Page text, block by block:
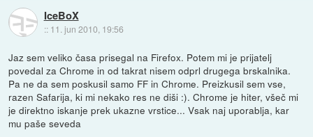
IceBoX
:: 11. jun 2010, 19:56
Jaz sem veliko časa prisegal na Firefox. Potem mi je prijatelj
povedal za Chrome in od takrat nisem odprl drugega brskalnika.
Pa ne da sem poskusil samo FF in Chrome. Preizkusil sem vse,
razen Safarija, ki mi nekako res ne diši :). Chrome je hiter, všeč mi
je direktno iskanje prek ukazne vrstice... Vsak naj uporablja, kar
mu paše seveda